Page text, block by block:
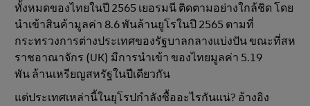
ทั้งหมดของไทยในปี 2565 เยอรมนี ติดตามอย่างใกล้ชิด โดย
นําเข้าสินค้ามูลค่า 8.6 พันล้านยูโรในปี 2565 ตามที่
กระทรวงการต่างประเทศของรัฐบาลกลางแบ่งปัน ขณะที่สห
ราชอาณาจักร (UK) มีการนําเข้า ของไทยมูลค่า 5.19
พัน ล้านเหรียญสหรัฐในปีเดียวกัน
แต่ประเทศเหล่านี้ในยุโรปกําลังซื้ออะไรกันแน่? อ้างอิง